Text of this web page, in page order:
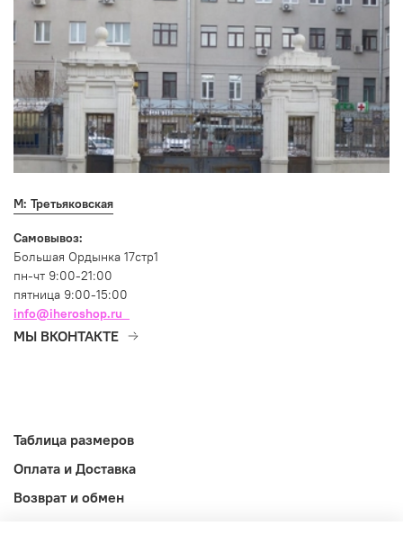
М: Третьяковская
Самовывоз:
Большая Ордынка 17стр1
пн-чт 9:00-21:00
пятница 9:00-15:00
info@iheroshop.ru
МЫ ВКОНТАКТЕ
Таблица размеров
Оплата и Доставка
Возврат и обмен